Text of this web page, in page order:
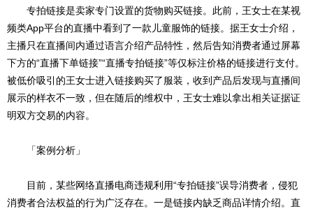
专拍链接是卖家专门设置的货物购买链接。此前，王女士在某视
频类App平台的直播中看到了一款儿童服饰的链接。据王女士介绍，
主播只在直播间内通过语言介绍产品特性，然后告知消费者通过屏幕
下方的“直播下单链接”“直播专拍链接”等仅标注价格的链接进行支付。
被低价吸引的王女士进入链接购买了服装，收到产品后发现与直播间
展示的样衣不一致，但在随后的维权中，王女士难以拿出相关证据证
明双方交易的内容。
「案例分析」
目前，某些网络直播电商违规利用“专拍链接”误导消费者，侵犯
消费者合法权益的行为广泛存在。一是链接内缺乏商品详情介绍。直